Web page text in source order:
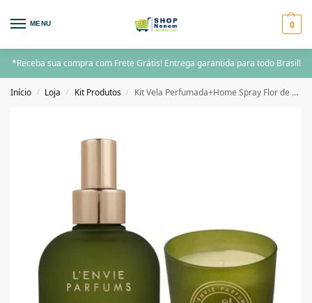
MENU 0
*Receba sua compra com Frete Grátis! Entrega garantida para todo Brasil!
Início / Loja / Kit Produtos / Kit Vela Perfumada+Home Spray Flor de Laranjeira – Lenvie